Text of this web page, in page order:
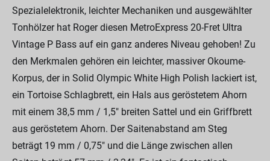
Spezialelektronik, leichter Mechaniken und ausgewählter
Tonhölzer hat Roger diesen MetroExpress 20-Fret Ultra
Vintage P Bass auf ein ganz anderes Niveau gehoben! Zu
den Merkmalen gehören ein leichter, massiver Okoume-
Korpus, der in Solid Olympic White High Polish lackiert ist,
ein Tortoise Schlagbrett, ein Hals aus geröstetem Ahorn
mit einem 38,5 mm / 1,5" breiten Sattel und ein Griffbrett
aus geröstetem Ahorn. Der Saitenabstand am Steg
beträgt 19 mm / 0,75" und die Länge zwischen allen